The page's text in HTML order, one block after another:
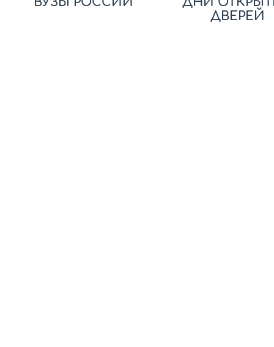
ДВЕРЕЙ